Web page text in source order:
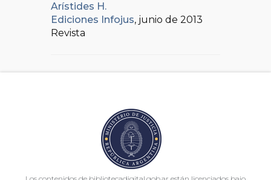
Arístides H.
Ediciones Infojus, junio de 2013
Revista